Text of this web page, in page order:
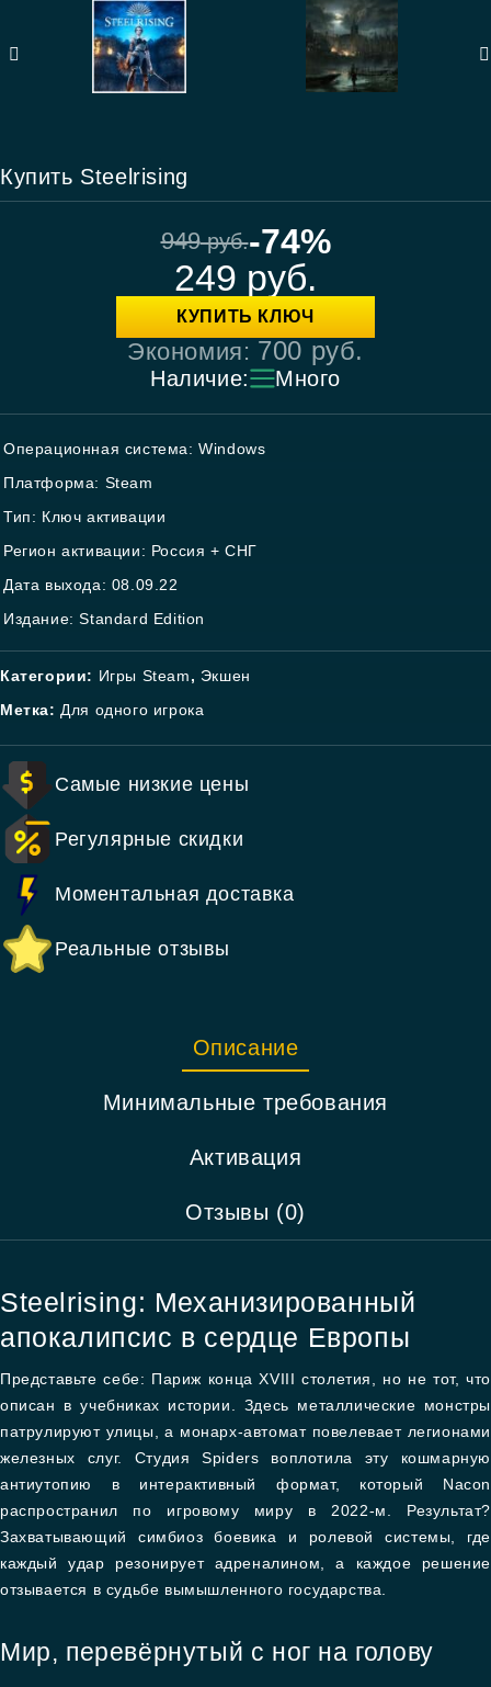
Купить Steelrising
949руб.-74%
249 руб.
КУПИТЬ КЛЮЧ
Экономия: 700 руб.
Наличие: Много
Операционная система: Windows
Платформа: Steam
Тип: Ключ активации
Регион активации: Россия + СНГ
Дата выхода: 08.09.22
Издание: Standard Edition
Категории: Игры Steam, Экшен
Метка: Для одного игрока
Самые низкие цены
Регулярные скидки
Моментальная доставка
Реальные отзывы
Описание
Минимальные требования
Активация
Отзывы (0)
Steelrising: Механизированный
апокалипсис в сердце Европы
Представьте себе: Париж конца XVIII столетия, но не тот, что
описан в учебниках истории. Здесь металлические монстры
патрулируют улицы, а монарх-автомат повелевает легионами
железных слуг. Студия Spiders воплотила эту кошмарную
антиутопию в интерактивный формат, который Nacon
распространил по игровому миру в 2022-м. Результат?
Захватывающий симбиоз боевика и ролевой системы, где
каждый удар резонирует адреналином, а каждое решение
отзывается в судьбе вымышленного государства.
Мир, перевёрнутый с ног на голову